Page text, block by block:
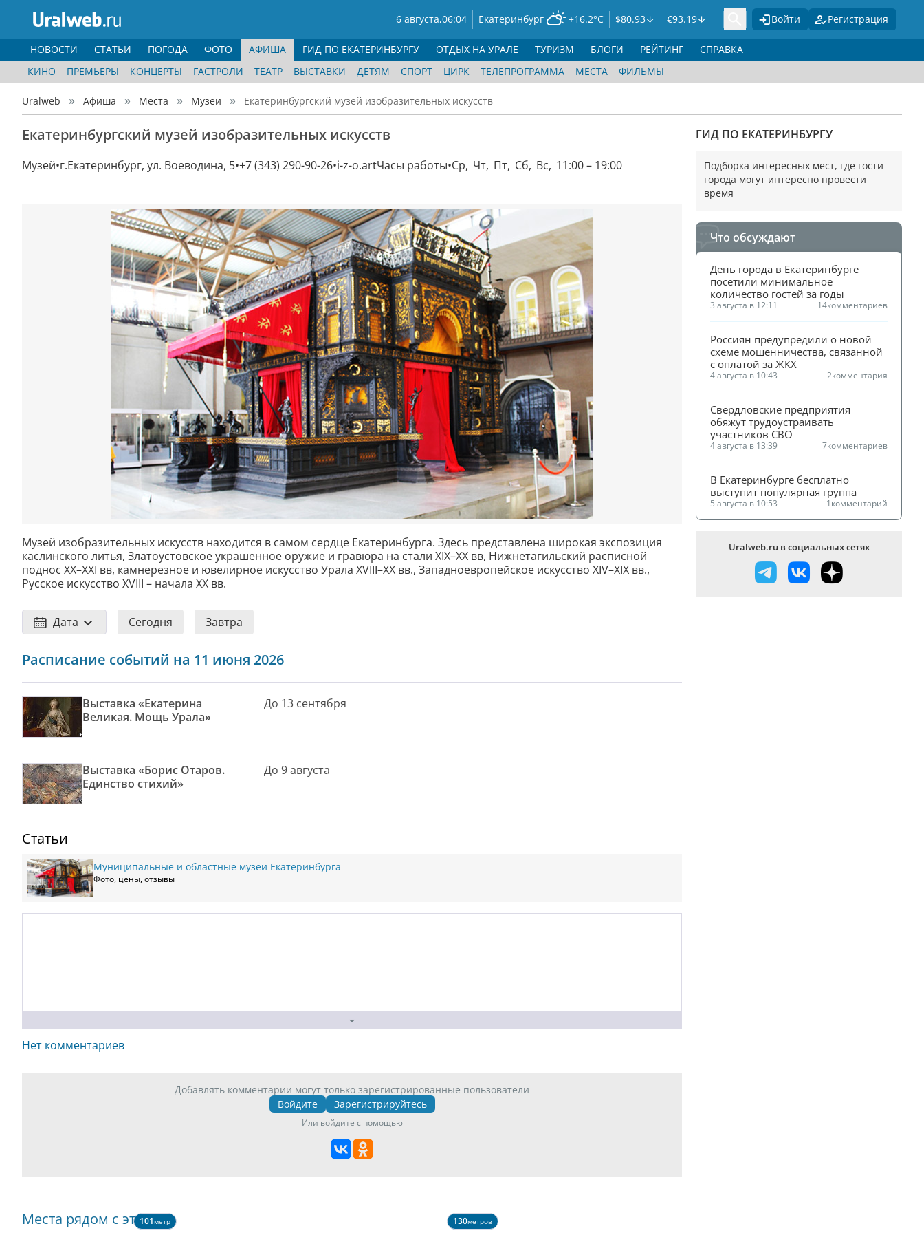
6 августа,06:04 Екатеринбург +16.2°C $80.93 €93.19 Войти Регистрация
НОВОСТИ СТАТЬИ ПОГОДА ФОТО
АФИША
КИНО
ПРЕМЬЕРЫ КОНЦЕРТЫ ГАСТРОЛИ ТЕАТР ВЫСТАВКИ ДЕТЯМ СПОРТ ЦИРК ТЕЛЕПРОГРАММА МЕСТА ФИЛЬМЫ
ГИД ПО ЕКАТЕРИНБУРГУ ОТДЫХ НА УРАЛЕ ТУРИЗМ БЛОГИ РЕЙТИНГ СПРАВКА
Uralweb Афиша Места Музеи Екатеринбургский музей изобразительных искусств
Екатеринбургский музей изобразительных искусств
Музей г.Екатеринбург, ул. Воеводина, 5 +7 (343) 290-90-26 i-z-o.artЧасы работы Ср, Чт, Пт, Сб, Вс, 11:00 – 19:00
Музей изобразительных искусств находится в самом сердце Екатеринбурга. Здесь представлена широкая экспозиция
каслинского литья, Златоустовское украшенное оружие и гравюра на стали XIX–XX вв, Нижнетагильский расписной
поднос XX–XXI вв, камнерезное и ювелирное искусство Урала XVIII–XX вв., Западноевропейское искусство XIV–XIX вв.,
Русское искусство XVIII – начала XX вв.
Дата Сегодня Завтра
Расписание событий на 11 июня 2026
Выставка «Екатерина
Великая. Мощь Урала»
До 13 сентября
Выставка «Борис Отаров.
Единство стихий»
До 9 августа
Статьи
Муниципальные и областные музеи Екатеринбурга
Фото, цены, отзывы
Нет комментариев
Добавлять комментарии могут только зарегистрированные пользователи
Войдите
Зарегистрируйтесь
Или войдите с помощью
Места рядом с этим
101метр 130метров
ГИД ПО ЕКАТЕРИНБУРГУ
Подборка интересных мест, где гости
города могут интересно провести
время
Что обсуждают
День города в Екатеринбурге
посетили минимальное
количество гостей за годы
3 августа в 12:11 14комментариев
Россиян предупредили о новой
схеме мошенничества, связанной
с оплатой за ЖКХ
4 августа в 10:43 2комментария
Свердловские предприятия
обяжут трудоустраивать
участников СВО
4 августа в 13:39 7комментариев
В Екатеринбурге бесплатно
выступит популярная группа
5 августа в 10:53 1комментарий
Uralweb.ru в социальных сетях